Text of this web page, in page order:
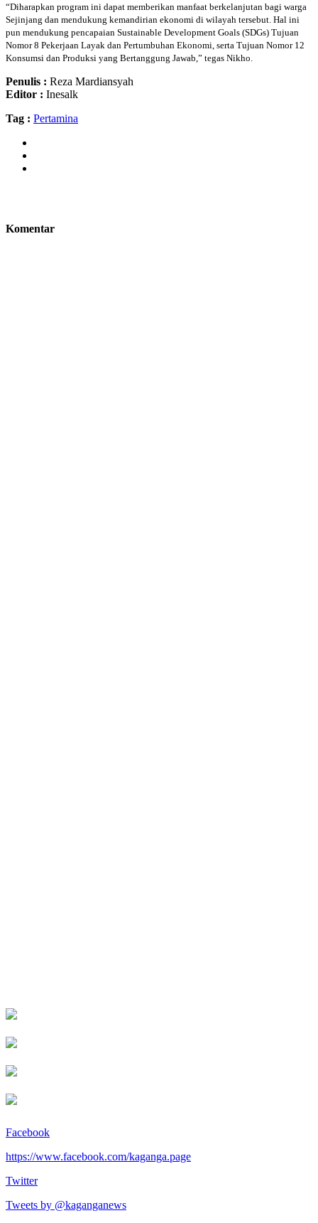
“Diharapkan program ini dapat memberikan manfaat berkelanjutan bagi warga
Sejinjang dan mendukung kemandirian ekonomi di wilayah tersebut. Hal ini
pun mendukung pencapaian Sustainable Development Goals (SDGs) Tujuan
Nomor 8 Pekerjaan Layak dan Pertumbuhan Ekonomi, serta Tujuan Nomor 12
Konsumsi dan Produksi yang Bertanggung Jawab,” tegas Nikho.
Penulis : Reza Mardiansyah
Editor : Inesalk
Tag : Pertamina
Komentar
Facebook
https://www.facebook.com/kaganga.page
Twitter
Tweets by @kaganganews